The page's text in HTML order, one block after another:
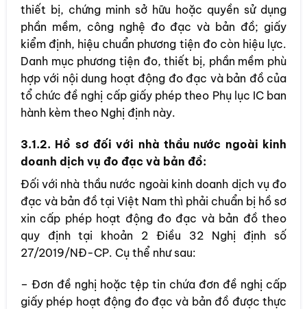
thiết bị, chứng minh sở hữu hoặc quyền sử dụng
phần mềm, công nghệ đo đạc và bản đồ; giấy
kiểm định, hiệu chuẩn phương tiện đo còn hiệu lực.
Danh mục phương tiện đo, thiết bị, phần mềm phù
hợp với nội dung hoạt động đo đạc và bản đồ của
tổ chức đề nghị cấp giấy phép theo Phụ lục IC ban
hành kèm theo Nghị định này.
3.1.2. Hồ sơ đối với nhà thầu nước ngoài kinh
doanh dịch vụ đo đạc và bản đồ:
Đối với nhà thầu nước ngoài kinh doanh dịch vụ đo
đạc và bản đồ tại Việt Nam thì phải chuẩn bị hồ sơ
xin cấp phép hoạt động đo đạc và bản đồ theo
quy định tại khoản 2 Điều 32 Nghị định số
27/2019/NĐ-CP. Cụ thể như sau:
– Đơn đề nghị hoặc tệp tin chứa đơn đề nghị cấp
giấy phép hoạt động đo đạc và bản đồ được thực